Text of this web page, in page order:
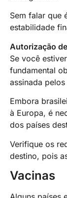
Sem falar que
estabilidade
Autorização
Se você
fundamental
assinada
Embora
à Europa, é
dos países
Verifique os
destino, pois
Vacinas